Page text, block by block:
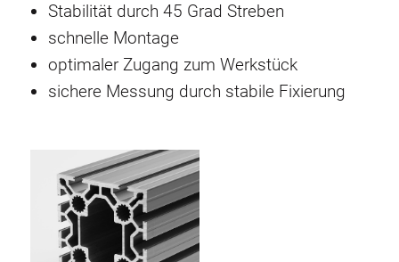
Stabilität durch 45 Grad Streben
schnelle Montage
optimaler Zugang zum Werkstück
sichere Messung durch stabile Fixierung